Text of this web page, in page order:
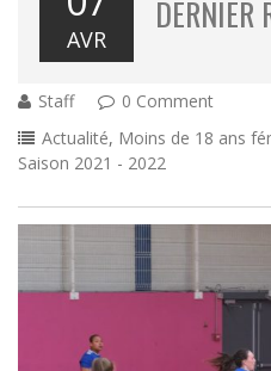
AVR
DERNIER
Staff
0 Comment
Actualité, Moins de 18 ans
Saison 2021 - 2022